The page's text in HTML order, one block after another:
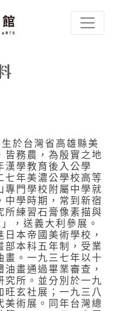
於台灣省高雄縣美
皆務農，為殷實之地
漢學教育後入公學
七年美濃公學校高等
專門學校附屬中學就
中學時期，常到新宿
所練習石膏像素描與
，送義大利參展。
本帝國美術學校，
部本科五年制，受業
畫。一九三七年以十
畫通過畢業審查，
究所。並分別於一九
旺玄社展；一九三八
美術展。同年台灣總